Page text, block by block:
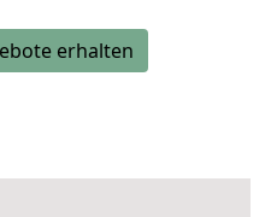
erhalten